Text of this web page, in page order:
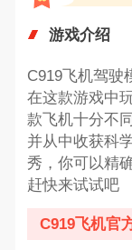
游戏介绍
C919飞机驾驶
在这款游戏中
款飞机十分不
并从中收获科
秀，你可以精
赶快来试试吧
C919飞机官